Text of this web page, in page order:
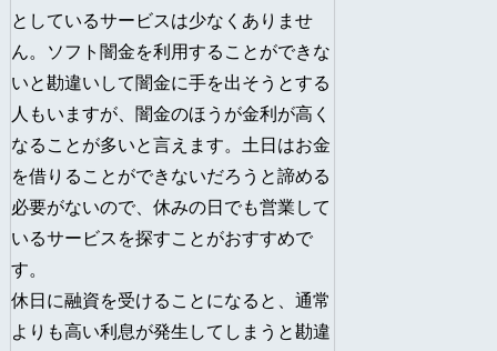
としているサービスは少なくありませ
ん。ソフト闇金を利用することができな
いと勘違いして闇金に手を出そうとする
人もいますが、闇金のほうが金利が高く
なることが多いと言えます。土日はお金
を借りることができないだろうと諦める
必要がないので、休みの日でも営業して
いるサービスを探すことがおすすめで
す。
休日に融資を受けることになると、通常
よりも高い利息が発生してしまうと勘違